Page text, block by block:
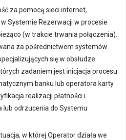
za pomocą sieci internet,
Systemie Rezerwacji w procesie
(w trakcie trwania połączenia).
za pośrednictwem systemów
się w obsłudze
zadaniem jest inicjacja procesu
banku lub operatora karty
realizacji płatności i
lub odrzucenia do Systemu
w której Operator działa we